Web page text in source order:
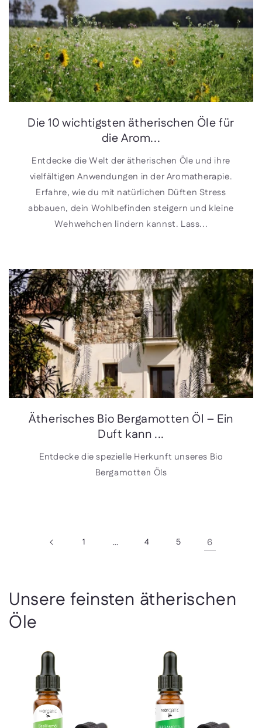
Die 10 wichtigsten ätherischen Öle für
die Arom...
Entdecke die Welt der ätherischen Öle und ihre
vielfältigen Anwendungen in der Aromatherapie.
Erfahre, wie du mit natürlichen Düften Stress
abbauen, dein Wohlbefinden steigern und kleine
Wehwehchen lindern kannst. Lass...
Ätherisches Bio Bergamotten Öl – Ein
Duft kann ...
Entdecke die spezielle Herkunft unseres Bio
Bergamotten Öls
1 … 4 5 6
Unsere feinsten ätherischen
Öle